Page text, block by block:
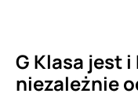
G Klasa jest
niezależnie